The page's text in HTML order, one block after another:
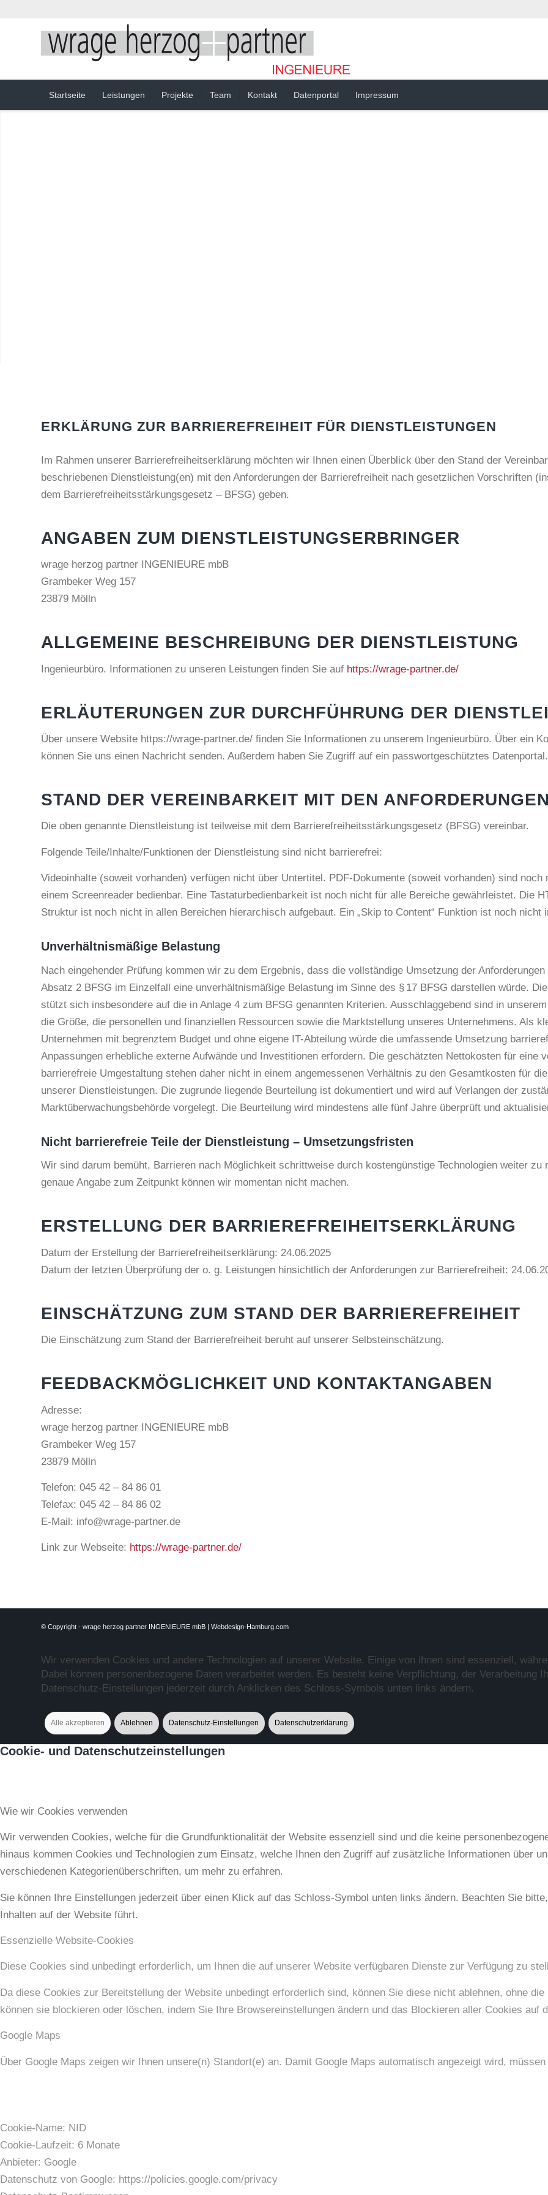
Startseite Leistungen Projekte Team Kontakt Datenportal Impressum
ERKLÄRUNG ZUR BARRIEREFREIHEIT FÜR DIENSTLEISTUNGEN
Im Rahmen unserer Barrierefreiheitserklärung möchten wir Ihnen einen Überblick über den Stand der
beschriebenen Dienstleistung(en) mit den Anforderungen der Barrierefreiheit nach gesetzlichen Vorschriften
dem Barrierefreiheitsstärkungsgesetz – BFSG) geben.
ANGABEN ZUM DIENSTLEISTUNGSERBRINGER
wrage herzog partner INGENIEURE mbB
Grambeker Weg 157
23879 Mölln
ALLGEMEINE BESCHREIBUNG DER DIENSTLEISTUNG
Ingenieurbüro. Informationen zu unseren Leistungen finden Sie auf https://wrage-partner.de/
ERLÄUTERUNGEN ZUR DURCHFÜHRUNG DER
Über unsere Website https://wrage-partner.de/ finden Sie Informationen zu unserem Ingenieurbüro. Über ein
können Sie uns einen Nachricht senden. Außerdem haben Sie Zugriff auf ein passwortgeschütztes Datenportal.
STAND DER VEREINBARKEIT MIT DEN ANFORDERUNGEN
Die oben genannte Dienstleistung ist teilweise mit dem Barrierefreiheitsstärkungsgesetz (BFSG) vereinbar.
Folgende Teile/Inhalte/Funktionen der Dienstleistung sind nicht barrierefrei:
Videoinhalte (soweit vorhanden) verfügen nicht über Untertitel. PDF-Dokumente (soweit vorhanden) sind noch
einem Screenreader bedienbar. Eine Tastaturbedienbarkeit ist noch nicht für alle Bereiche gewährleistet. Die
Struktur ist noch nicht in allen Bereichen hierarchisch aufgebaut. Ein „Skip to Content“ Funktion ist noch nicht
Unverhältnismäßige Belastung
Nach eingehender Prüfung kommen wir zu dem Ergebnis, dass die vollständige Umsetzung der Anforderungen
Absatz 2 BFSG im Einzelfall eine unverhältnismäßige Belastung im Sinne des § 17 BFSG darstellen würde.
stützt sich insbesondere auf die in Anlage 4 zum BFSG genannten Kriterien. Ausschlaggebend sind in
die Größe, die personellen und finanziellen Ressourcen sowie die Marktstellung unseres Unternehmens. Als
Unternehmen mit begrenztem Budget und ohne eigene IT-Abteilung würde die umfassende Umsetzung
Anpassungen erhebliche externe Aufwände und Investitionen erfordern. Die geschätzten Nettokosten für eine
barrierefreie Umgestaltung stehen daher nicht in einem angemessenen Verhältnis zu den Gesamtkosten für
unserer Dienstleistungen. Die zugrunde liegende Beurteilung ist dokumentiert und wird auf Verlangen der
Marktüberwachungsbehörde vorgelegt. Die Beurteilung wird mindestens alle fünf Jahre überprüft und
Nicht barrierefreie Teile der Dienstleistung – Umsetzungsfristen
Wir sind darum bemüht, Barrieren nach Möglichkeit schrittweise durch kostengünstige Technologien weiter zu
genaue Angabe zum Zeitpunkt können wir momentan nicht machen.
ERSTELLUNG DER BARRIEREFREIHEITSERKLÄRUNG
Datum der Erstellung der Barrierefreiheitserklärung: 24.06.2025
Datum der letzten Überprüfung der o. g. Leistungen hinsichtlich der Anforderungen zur Barrierefreiheit:
EINSCHÄTZUNG ZUM STAND DER BARRIEREFREIHEIT
Die Einschätzung zum Stand der Barrierefreiheit beruht auf unserer Selbsteinschätzung.
FEEDBACKMÖGLICHKEIT UND KONTAKTANGABEN
Adresse:
wrage herzog partner INGENIEURE mbB
Grambeker Weg 157
23879 Mölln
Telefon: 045 42 – 84 86 01
Telefax: 045 42 – 84 86 02
E-Mail: info@wrage-partner.de
Link zur Webseite: https://wrage-partner.de/
© Copyright - wrage herzog partner INGENIEURE mbB | Webdesign-Hamburg.com
Wir verwenden Cookies und andere Technologien auf unserer Website. Einige von ihnen sind essenziell,
Dabei können personenbezogene Daten verarbeitet werden. Es besteht keine Verpflichtung, der Verarbeitung
Datenschutz-Einstellungen jederzeit durch Anklicken des Schloss-Symbols unten links ändern.
Alle akzeptieren Ablehnen Datenschutz-Einstellungen Datenschutzerklärung
Cookie- und Datenschutzeinstellungen
Wie wir Cookies verwenden
Wir verwenden Cookies, welche für die Grundfunktionalität der Website essenziell sind und die keine
hinaus kommen Cookies und Technologien zum Einsatz, welche Ihnen den Zugriff auf zusätzliche Informationen über
verschiedenen Kategorienüberschriften, um mehr zu erfahren.
Sie können Ihre Einstellungen jederzeit über einen Klick auf das Schloss-Symbol unten links ändern. Beachten Sie
Inhalten auf der Website führt.
Essenzielle Website-Cookies
Diese Cookies sind unbedingt erforderlich, um Ihnen die auf unserer Website verfügbaren Dienste zur Verfügung zu
Da diese Cookies zur Bereitstellung der Website unbedingt erforderlich sind, können Sie diese nicht ablehnen, ohne
können sie blockieren oder löschen, indem Sie Ihre Browsereinstellungen ändern und das Blockieren aller Cookies auf
Google Maps
Über Google Maps zeigen wir Ihnen unsere(n) Standort(e) an. Damit Google Maps automatisch angezeigt wird,
Cookie-Name: NID
Cookie-Laufzeit: 6 Monate
Anbieter: Google
Datenschutz von Google: https://policies.google.com/privacy